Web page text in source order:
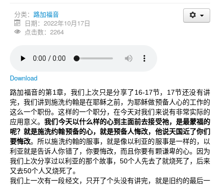
分类： 路加福音
日期：2022年10月17日
点击数：2264
Download
路加福音的第 1章，我们上次只是分享了 16-17节， 17节还没有讲
完，我们讲到施洗约翰是在耶稣之前，为耶稣做预备人心的工作的
这么一个职份。这样的一个职分，在今天对我们来说有非常实际的
应用意义。我们今天以什么样的心到主面前去接受祂，是最蒙福的
呢？就是施洗约翰预备的心，就是预备人悔改，他说天国近了你们
要悔改。所以施洗约翰的服事，就是像以利亚的服事是一样的，以
利亚就是告诉人你错了，你要悔改，而且你要有颗谦卑的心。因为
我们上次分享过以利亚的那个故事， 50个人先去了就烧死了，后来
又去50个人又烧死了。
我们上一次有一段经文，只开了个头没有讲完，就是旧约的最后一